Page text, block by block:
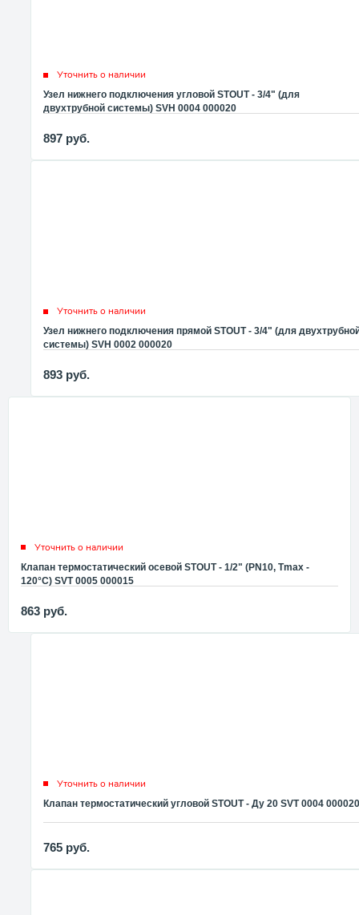
Уточнить о наличии
Узел нижнего подключения угловой STOUT - 3/4" (для
двухтрубной системы) SVH 0004 000020
897 руб.
Уточнить о наличии
Узел нижнего подключения прямой STOUT - 3/4" (для
системы) SVH 0002 000020
893 руб.
Уточнить о наличии
Клапан термостатический осевой STOUT - 1/2" (PN10, Tmax -
120°С) SVT 0005 000015
863 руб.
Уточнить о наличии
Клапан термостатический угловой STOUT - Ду 20 SVT 0004 000020
765 руб.